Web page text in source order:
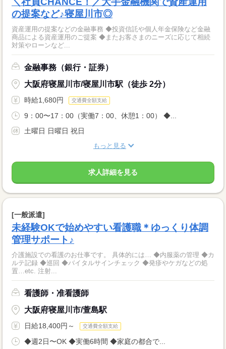
の提案など♪寝屋川市◎
資産運用の提案などの金融事務 ◆投資信託や個人年金保険など金融
商品による資産運用のご提案 ◆またお客さまのニーズに応じて相続
対策やローンなど...
金融事務（銀行・証券）
大阪府寝屋川市/寝屋川市駅（徒歩 2分）
時給1,680円 交通費全額支給
9：00〜17：00（実働7：00、休憩1：00） ◆...
土曜日 日曜日 祝日
もっと見る
求人詳細を見る
[一般派遣]
未経験OKで始めやすい看護職＊ゆっくり体調
管理サポート♪
介護施設での看護のお仕事です。 具体的には… ◆内服薬の管理 ◆カ
ルテ記録 ◆巡回 ◆バイタルサインチェック ◆発疹やケガなどの処
置…etc. 注射...
看護師・准看護師
大阪府寝屋川市/萱島駅
日給18,400円～ 交通費全額支給
◆週2日〜OK ◆実働6時間 ◆家庭の都合で...